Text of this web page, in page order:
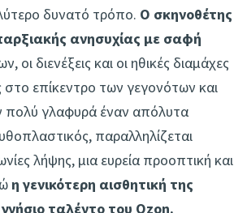
δυνατό τρόπο. Ο σκηνοθέτης
ανησυχίας με σαφή
οι διενέξεις και οι ηθικές διαμάχες
επίκεντρο των γεγονότων και
πολύ γλαφυρά έναν απόλυτα
παραλληλίζεται
λήψης, μια ευρεία προοπτική και
η γενικότερη αισθητική της
ταλέντο του Ozon.